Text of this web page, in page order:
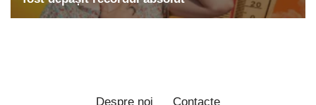
Despre noi Contacte